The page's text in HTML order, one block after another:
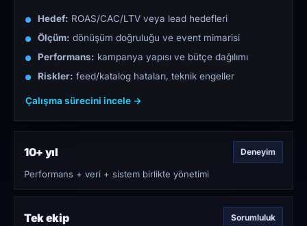
Hedef: ROAS/CAC/LTV veya lead hedefleri
Ölçüm: dönüşüm doğruluğu ve event mimarisi
Performans: kampanya yapısı ve bütçe dağılımı
Riskler: feed/katalog hataları, teknik engeller
Çalışma sürecini incele →
10+ yıl Deneyim
Performans + veri + sistem birlikte yönetimi
Tek ekip Sorumluluk